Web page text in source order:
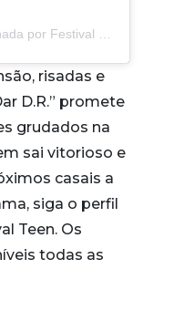
risadas e
D.R.” promete
grudados na
sai vitorioso e
casais a
siga o perfil
Teen. Os
todas as